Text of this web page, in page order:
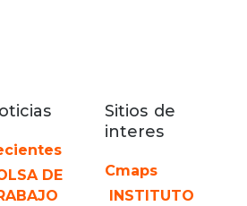
DE
Sitios de
interes
Cmaps
INSTITUTO